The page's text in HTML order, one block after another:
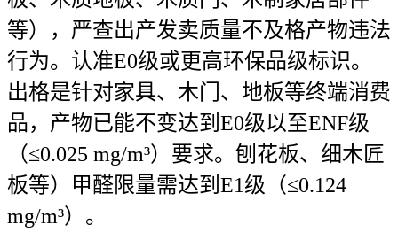
等），严查出产发卖质量不及格产物违法
行为。认准E0级或更高环保品级标识。
出格是针对家具、木门、地板等终端消费
品，产物已能不变达到E0级以至ENF级
（≤0.025 mg/m³）要求。刨花板、细木匠
板等）甲醛限量需达到E1级（≤0.124
mg/m³）。